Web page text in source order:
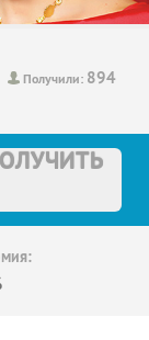
Получили: 894